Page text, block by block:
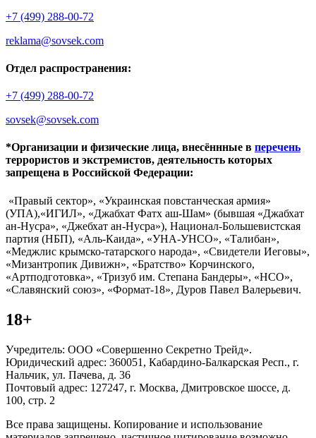
+7 (499) 288-00-72
reklama@sovsek.com
Отдел распространения:
+7 (499) 288-00-72
sovsek@sovsek.com
*Организации и физические лица, внесённные в перечень
террористов и экстремистов, деятельность которых
запрещена в Российской Федерации:
«Правый сектор», «Украинская повстанческая армия»
(УПА),«ИГИЛ», «Джабхат Фатх аш-Шам» (бывшая «Джабхат
ан-Нусра», «Джебхат ан-Нусра»), Национал-Большевистская
партия (НБП), «Аль-Каида», «УНА-УНСО», «Талибан»,
«Меджлис крымско-татарского народа», «Свидетели Иеговы»,
«Мизантропик Дивижн», «Братство» Корчинского,
«Артподготовка», «Тризуб им. Степана Бандеры», «НСО»,
«Славянский союз», «Формат-18», Дуров Павел Валерьевич.
18+
Учредитель: ООО «Совершенно Секретно Трейд».
Юридический адрес: 360051, Кабардино-Балкарская Респ., г.
Нальчик, ул. Пачева, д. 36
Почтовый адрес: 127247, г. Москва, Дмитровское шоссе, д.
100, стр. 2
Все права защищены. Копирование и использование